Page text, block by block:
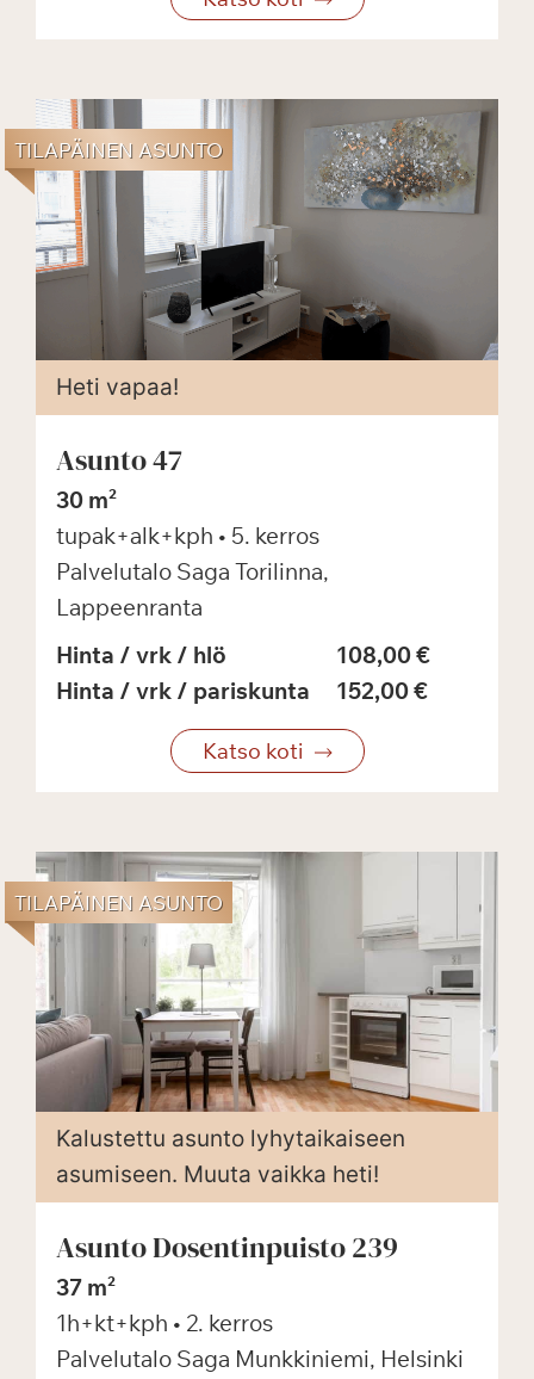
TILAPÄINEN ASUNTO
Heti vapaa!
Asunto 47
30 m²
tupak+alk+kph • 5. kerros
Palvelutalo Saga Torilinna,
Lappeenranta
Hinta / vrk / hlö
Hinta / vrk / pariskunta
108,00 €
152,00 €
Katso koti
TILAPÄINEN ASUNTO
Kalustettu asunto lyhytaikaiseen
asumiseen. Muuta vaikka heti!
Asunto Dosentinpuisto 239
37 m²
1h+kt+kph • 2. kerros
Palvelutalo Saga Munkkiniemi, Helsinki